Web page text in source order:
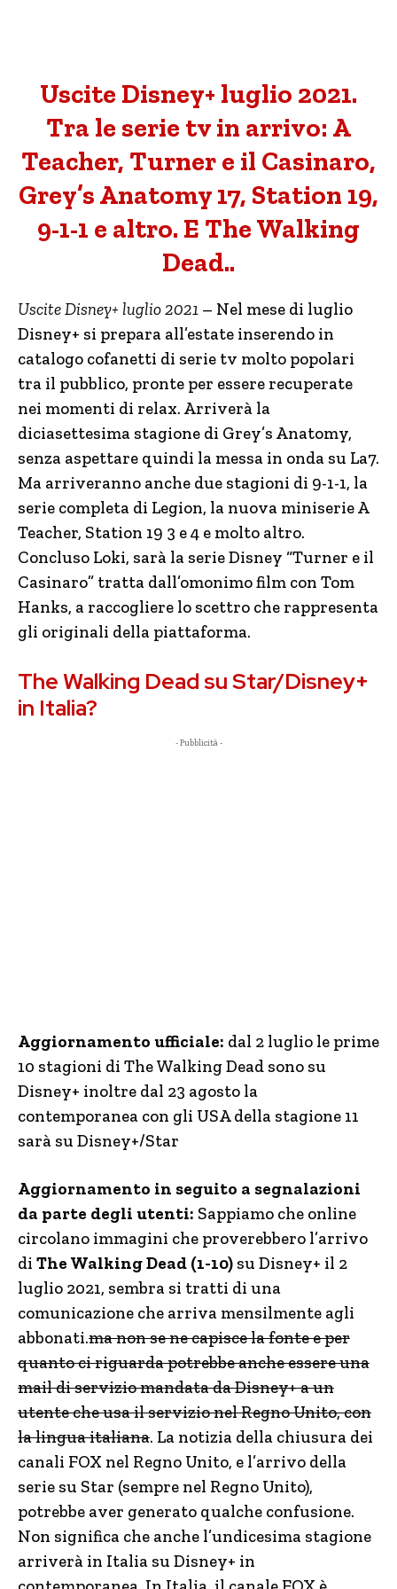
Uscite Disney+ luglio 2021.
Tra le serie tv in arrivo: A
Teacher, Turner e il Casinaro,
Grey’s Anatomy 17, Station 19,
9-1-1 e altro. E The Walking
Dead..
Uscite Disney+ luglio 2021 – Nel mese di luglio
Disney+ si prepara all’estate inserendo in
catalogo cofanetti di serie tv molto popolari
tra il pubblico, pronte per essere recuperate
nei momenti di relax. Arriverà la
diciasettesima stagione di Grey’s Anatomy,
senza aspettare quindi la messa in onda su La7.
Ma arriveranno anche due stagioni di 9-1-1, la
serie completa di Legion, la nuova miniserie A
Teacher, Station 19 3 e 4 e molto altro.
Concluso Loki, sarà la serie Disney “Turner e il
Casinaro” tratta dall’omonimo film con Tom
Hanks, a raccogliere lo scettro che rappresenta
gli originali della piattaforma.
The Walking Dead su Star/Disney+
in Italia?
- Pubblicità -
Aggiornamento ufficiale: dal 2 luglio le prime
10 stagioni di The Walking Dead sono su
Disney+ inoltre dal 23 agosto la
contemporanea con gli USA della stagione 11
sarà su Disney+/Star
Aggiornamento in seguito a segnalazioni
da parte degli utenti: Sappiamo che online
circolano immagini che proverebbero l’arrivo
di The Walking Dead (1-10) su Disney+ il 2
luglio 2021, sembra si tratti di una
comunicazione che arriva mensilmente agli
abbonati.ma non se ne capisce la fonte e per
quanto ci riguarda potrebbe anche essere una
mail di servizio mandata da Disney+ a un
utente che usa il servizio nel Regno Unito, con
la lingua italiana. La notizia della chiusura dei
canali FOX nel Regno Unito, e l’arrivo della
serie su Star (sempre nel Regno Unito),
potrebbe aver generato qualche confusione.
Non significa che anche l’undicesima stagione
arriverà in Italia su Disney+ in